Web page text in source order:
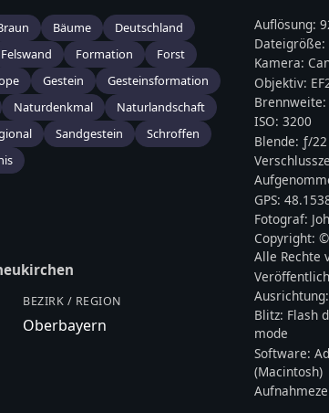
Bäume
Deutschland
Felswand Formation
Forst
Gestein
Gesteinsformation
Naturdenkmal
Naturlandschaft
Sandgestein
Schroffen
BEZIRK / REGION
Oberbayern
Auflösung:
Dateigröße:
Kamera:
Objektiv:
ISO:3200
Blende: ƒ/22
GPS:
Fotograf:
Copyright:
Alle Rechte
Ausrichtung:
Blitz: Flash
mode
Software:
(Macintosh)